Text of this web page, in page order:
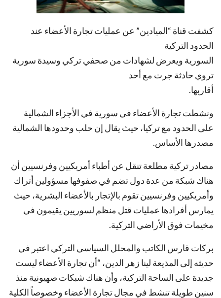
كشفت قناة “الميادين” عن عمليات تجارة الأعضاء عند
الحدود التركية
السورية ويعرض لشهادات من صحفي تركي وسيدة سورية
تروي حادثة جرت مع أحد
أقاربها.
ونشطت تجارة الأعضاء في سورية في الأجزاء الشمالية
على الحدود مع تركيا، حيث يقال إن حلب وحدودها الشمالية
مصدرها الأساس.
مصادر تركية مطلعة تنقل عن أطباء أمريكيين وفرنسيين أن
هناك شبكة من عدة دول تضم في صفوفها مسؤولين أتراك
وأمريكيين وفرنسيين تقوم بالإتجار بالأعضاء البشرية، حيث
يمارس أفرادها عمليات قتل منظم لسوريين يقيمون في
مخيمات فوق الأراضي التركية.
بركات قارس الكاتب والمحلل السياسي التركي اعتبر في
حديثه إلى المذيعة لينا زهر الدين، “أن تجارة الأعضاء ليست
جديدة على الساحة التركية، وأن هناك شبكات صهيونية منذ
سنين طويلة تنشط في مجال تجارة الأعضاء وخصوصاً الكلية